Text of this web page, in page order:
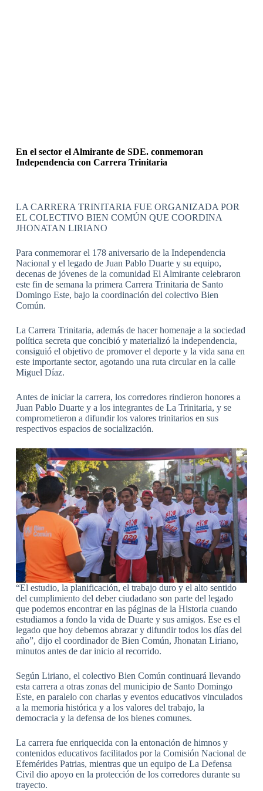
En el sector el Almirante de SDE. conmemoran
Independencia con Carrera Trinitaria
LA CARRERA TRINITARIA FUE ORGANIZADA POR
EL COLECTIVO BIEN COMÚN QUE COORDINA
JHONATAN LIRIANO
Para conmemorar el 178 aniversario de la Independencia
Nacional y el legado de Juan Pablo Duarte y su equipo,
decenas de jóvenes de la comunidad El Almirante celebraron
este fin de semana la primera Carrera Trinitaria de Santo
Domingo Este, bajo la coordinación del colectivo Bien
Común.
La Carrera Trinitaria, además de hacer homenaje a la sociedad
política secreta que concibió y materializó la independencia,
consiguió el objetivo de promover el deporte y la vida sana en
este importante sector, agotando una ruta circular en la calle
Miguel Díaz.
Antes de iniciar la carrera, los corredores rindieron honores a
Juan Pablo Duarte y a los integrantes de La Trinitaria, y se
comprometieron a difundir los valores trinitarios en sus
respectivos espacios de socialización.
“El estudio, la planificación, el trabajo duro y el alto sentido
del cumplimiento del deber ciudadano son parte del legado
que podemos encontrar en las páginas de la Historia cuando
estudiamos a fondo la vida de Duarte y sus amigos. Ese es el
legado que hoy debemos abrazar y difundir todos los días del
año”, dijo el coordinador de Bien Común, Jhonatan Liriano,
minutos antes de dar inicio al recorrido.
Según Liriano, el colectivo Bien Común continuará llevando
esta carrera a otras zonas del municipio de Santo Domingo
Este, en paralelo con charlas y eventos educativos vinculados
a la memoria histórica y a los valores del trabajo, la
democracia y la defensa de los bienes comunes.
La carrera fue enriquecida con la entonación de himnos y
contenidos educativos facilitados por la Comisión Nacional de
Efemérides Patrias, mientras que un equipo de La Defensa
Civil dio apoyo en la protección de los corredores durante su
trayecto.